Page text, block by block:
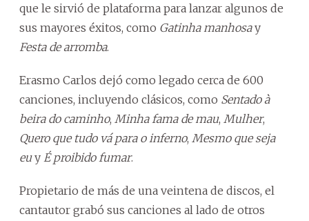
que le sirvió de plataforma para lanzar algunos de
sus mayores éxitos, como Gatinha manhosay
Festa de arromba.
Erasmo Carlos dejó como legado cerca de 600
canciones, incluyendo clásicos, como Sentado à
beira do caminho, Minha fama de mau, Mulher,
Quero que tudo vá para o inferno, Mesmo que seja
euy É proibido fumar.
Propietario de más de una veintena de discos, el
cantautor grabó sus canciones al lado de otros